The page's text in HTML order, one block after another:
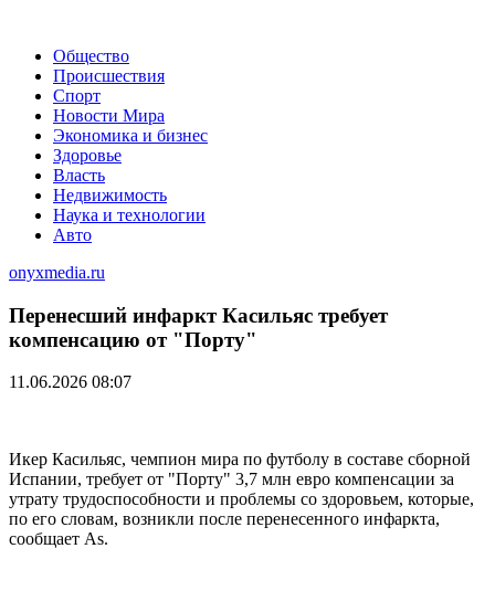
Общество
Происшествия
Спорт
Новости Мира
Экономика и бизнес
Здоровье
Власть
Недвижимость
Наука и технологии
Авто
onyxmedia.ru
Перенесший инфаркт Касильяс требует
компенсацию от "Порту"
11.06.2026 08:07
Икер Касильяс, чемпион мира по футболу в составе сборной
Испании, требует от "Порту" 3,7 млн евро компенсации за
утрату трудоспособности и проблемы со здоровьем, которые,
по его словам, возникли после перенесенного инфаркта,
сообщает As.